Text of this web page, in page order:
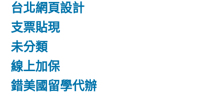
台北網頁設計
支票貼現
未分類
線上加保
錯美國留學代辦